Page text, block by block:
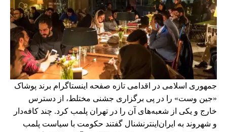
جمهوری اسلامی در اقدامی تازه صفحه اینستاگرام برند پوشاک
«جین وست» را در پی برگزاری جشنی مختلط، از دسترس
خارج و یکی از شعبه‌های آن را در تهران پلمب کرد. چند کافه‌‌دار
و شهروند به ایران‌اینترنشنال گفتند حکومت با سیاست پلمب